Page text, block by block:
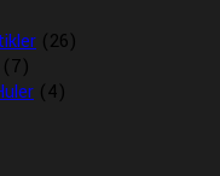
(26)
(7)
(4)